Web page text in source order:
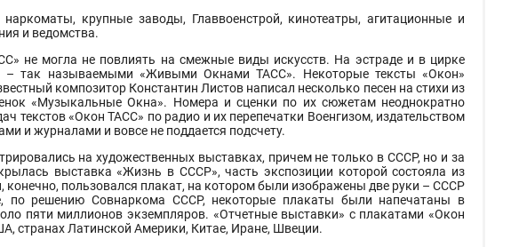
крупные заводы, Главвоенстрой, кинотеатры, агитационные и
и ведомства.
не могла не повлиять на смежные виды искусств. На эстраде и в цирке
– так называемыми «Живыми Окнами ТАСС». Некоторые тексты «Окон»
композитор Константин Листов написал несколько песен на стихи из
«Музыкальные Окна». Номера и сценки по их сюжетам неоднократно
текстов «Окон ТАСС» по радио и их перепечатки Военгизом, издательством
и журналами и вовсе не поддается подсчету.
на художественных выставках, причем не только в СССР, но и за
выставка «Жизнь в СССР», часть экспозиции которой состояла из
пользовался плакат, на котором были изображены две руки – СССР
по решению Совнаркома СССР, некоторые плакаты были напечатаны в
пяти миллионов экземпляров. «Отчетные выставки» с плакатами «Окон
странах Латинской Америки, Китае, Иране, Швеции.